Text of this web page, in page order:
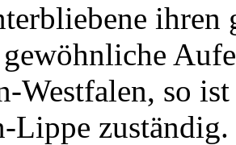
Westfalen, so
Lippe